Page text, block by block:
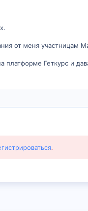
от меня участницам
Геткурс и
.